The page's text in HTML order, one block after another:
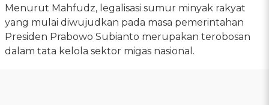
Menurut Mahfudz, legalisasi sumur minyak rakyat
yang mulai diwujudkan pada masa pemerintahan
Presiden Prabowo Subianto merupakan terobosan
dalam tata kelola sektor migas nasional.